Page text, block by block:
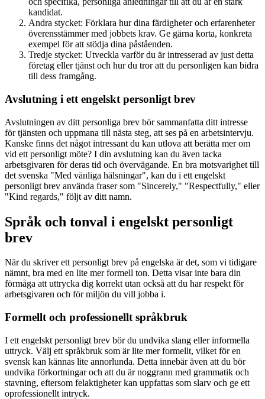
kandidat.
Andra stycket: Förklara hur dina färdigheter och erfarenheter
överensstämmer med jobbets krav. Ge gärna korta, konkreta
exempel för att stödja dina påståenden.
Tredje stycket: Utveckla varför du är intresserad av just detta
företag eller tjänst och hur du tror att du personligen kan bidra
till dess framgång.
Avslutning i ett engelskt personligt brev
Avslutningen av ditt personliga brev bör sammanfatta ditt intresse
för tjänsten och uppmana till nästa steg, att ses på en arbetsintervju.
Kanske finns det något intressant du kan utlova att berätta mer om
vid ett personligt möte? I din avslutning kan du även tacka
arbetsgivaren för deras tid och övervägande. En bra motsvarighet till
det svenska "Med vänliga hälsningar", kan du i ett engelskt
personligt brev använda fraser som "Sincerely," "Respectfully," eller
"Kind regards," följt av ditt namn.
Språk och tonval i engelskt personligt
brev
När du skriver ett personligt brev på engelska är det, som vi tidigare
nämnt, bra med en lite mer formell ton. Detta visar inte bara din
förmåga att uttrycka dig korrekt utan också att du har respekt för
arbetsgivaren och för miljön du vill jobba i.
Formellt och professionellt språkbruk
I ett engelskt personligt brev bör du undvika slang eller informella
uttryck. Välj ett språkbruk som är lite mer formellt, vilket för en
svensk kan kännas lite annorlunda. Detta innebär även att du bör
undvika förkortningar och att du är noggrann med grammatik och
stavning, eftersom felaktigheter kan uppfattas som slarv och ge ett
oprofessionellt intryck.